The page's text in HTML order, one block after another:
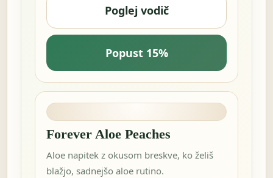
Poglej vodič
Popust 15%
Forever Aloe Peaches
Aloe napitek z okusom breskve, ko želiš
blažjo, sadnejšo aloe rutino.